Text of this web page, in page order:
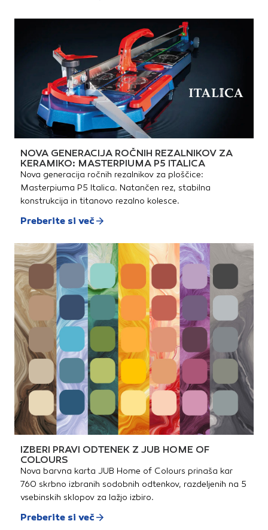
NOVA GENERACIJA ROČNIH REZALNIKOV ZA
KERAMIKO: MASTERPIUMA P5 ITALICA
Nova generacija ročnih rezalnikov za ploščice:
Masterpiuma P5 Italica. Natančen rez, stabilna
konstrukcija in titanovo rezalno kolesce.
Preberite si več
IZBERI PRAVI ODTENEK Z JUB HOME OF
COLOURS
Nova barvna karta JUB Home of Colours prinaša kar
760 skrbno izbranih sodobnih odtenkov, razdeljenih na 5
vsebinskih sklopov za lažjo izbiro.
Preberite si več